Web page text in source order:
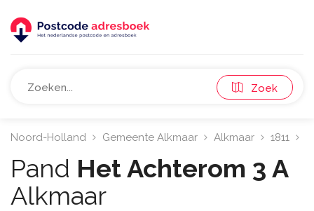
Zoek
Noord-Holland Gemeente Alkmaar Alkmaar 1811
Pand Het Achterom 3 A
Alkmaar